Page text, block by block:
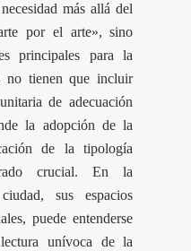
más allá del
por el arte», sino
principales para la
no tienen que incluir
de adecuación
la adopción de la
de la tipología
crucial. En la
sus espacios
puede entenderse
unívoca de la